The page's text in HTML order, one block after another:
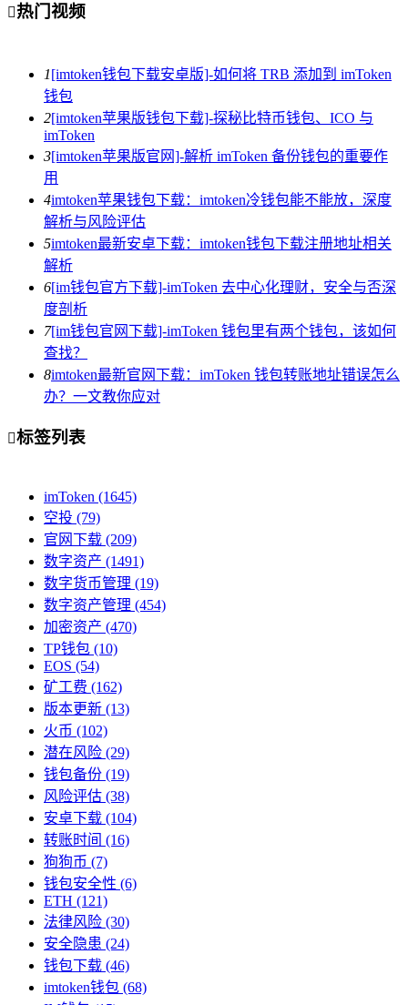
热门视频
1[imtoken钱包下载安卓版]-如何将 TRB 添加到 imToken
钱包
2[imtoken苹果版钱包下载]-探秘比特币钱包、ICO 与
imToken
3[imtoken苹果版官网]-解析 imToken 备份钱包的重要作
用
4imtoken苹果钱包下载：imtoken冷钱包能不能放，深度
解析与风险评估
5imtoken最新安卓下载：imtoken钱包下载注册地址相关
解析
6[im钱包官方下载]-imToken 去中心化理财，安全与否深
度剖析
7[im钱包官网下载]-imToken 钱包里有两个钱包，该如何
查找？
8imtoken最新官网下载：imToken 钱包转账地址错误怎么
办？一文教你应对
标签列表
imToken (1645)
空投 (79)
官网下载 (209)
数字资产 (1491)
数字货币管理 (19)
数字资产管理 (454)
加密资产 (470)
TP钱包 (10)
EOS (54)
矿工费 (162)
版本更新 (13)
火币 (102)
潜在风险 (29)
钱包备份 (19)
风险评估 (38)
安卓下载 (104)
转账时间 (16)
狗狗币 (7)
钱包安全性 (6)
ETH (121)
法律风险 (30)
安全隐患 (24)
钱包下载 (46)
imtoken钱包 (68)